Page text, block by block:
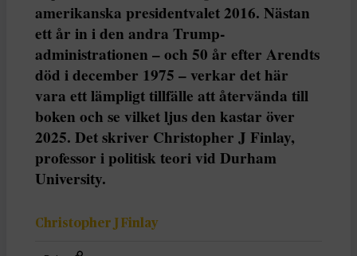
amerikanska presidentvalet 2016. Nästan
ett år in i den andra Trump-
administrationen – och 50 år efter Arendts
död i december 1975 – verkar det här
vara ett lämpligt tillfälle att återvända till
boken och se vilket ljus den kastar över
2025. Det skriver Christopher J Finlay,
professor i politisk teori vid Durham
University.
Christopher J Finlay